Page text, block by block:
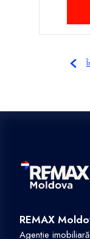
REMAX
Agenție imobiliară